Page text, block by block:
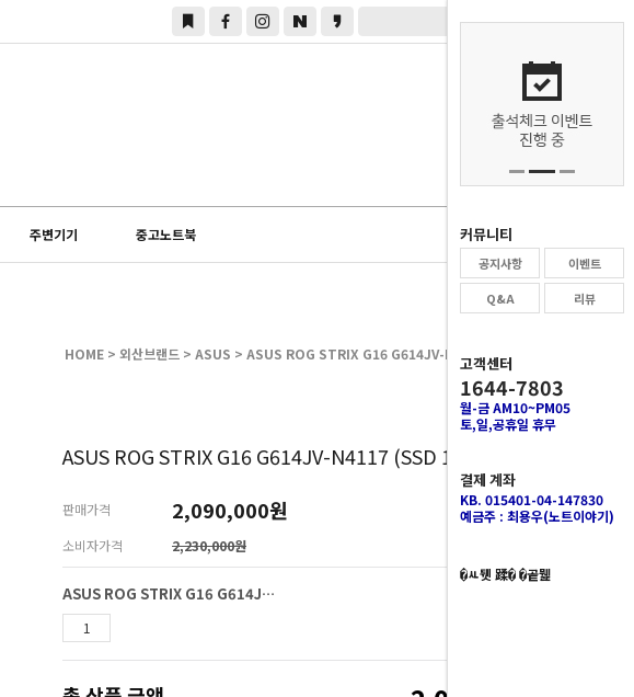
주변기기 중고노트북 커뮤니티
공지사항
이벤트
Q&A
리뷰
고객센터
1644-7803
월-금 AM10~PM05
토,일,공휴일 휴무
결제 계좌
KB. 015401-04-147830
예금주 : 최용우(노트이야기)
�ㅻ뒛 蹂� �곹뭹
HOME > 외산브랜드 > ASUS > ASUS ROG STRIX G16 G614JV-N4117 (SSD 1TB)
0
ASUS ROG STRIX G16 G614JV-N4117 (SSD 1TB)
판매가격 2,090,000원
소비자가격 2,230,000원
ASUS ROG STRIX G16 G614JV-N4117 (SSD 1TB)